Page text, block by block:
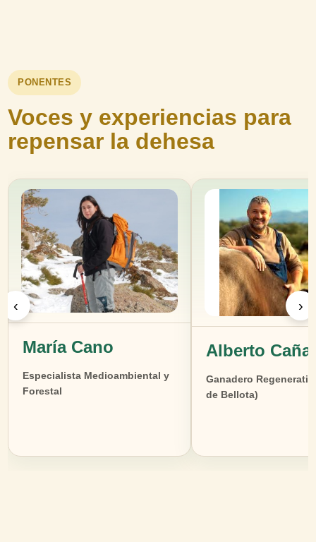
PONENTES
Voces y experiencias para
repensar la dehesa
‹
María Cano
Especialista Medioambiental y
Forestal
Alberto
Ganadero
de Bellota)
›